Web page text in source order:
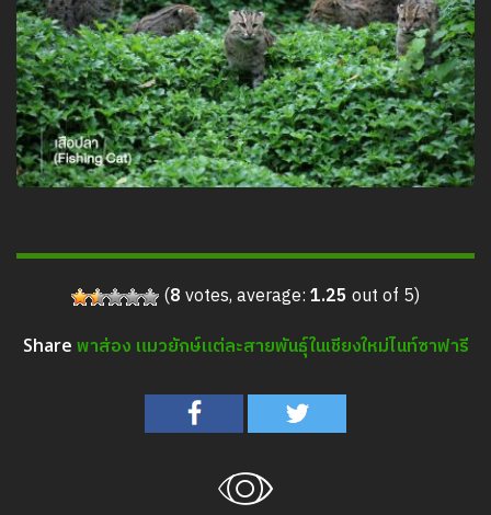
(8votes, average:1.25 out of 5)
Share พาส่อง แมวยักษ์แต่ละสายพันธุ์ในเชียงใหม่ไนท์ซาฟารี